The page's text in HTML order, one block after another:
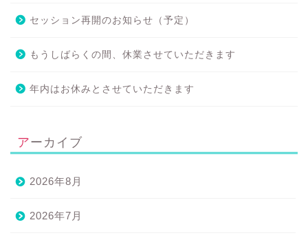
セッション再開のお知らせ（予定）
もうしばらくの間、休業させていただきます
年内はお休みとさせていただきます
アーカイブ
2026年8月
2026年7月